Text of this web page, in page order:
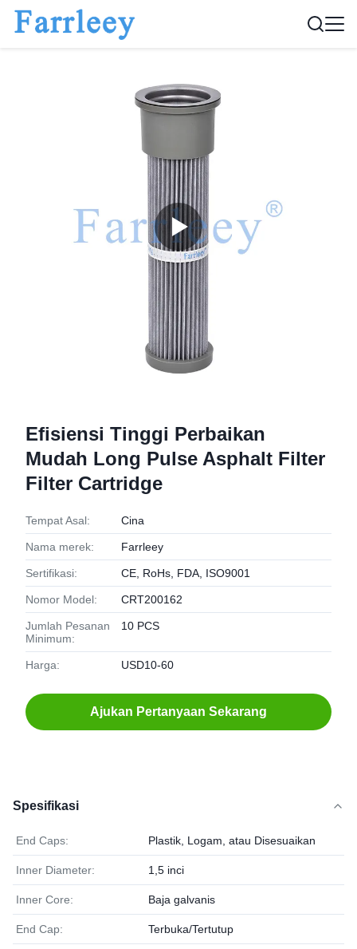
Efisiensi Tinggi Perbaikan
Mudah Long Pulse Asphalt Filter
Filter Cartridge
Tempat Asal: Cina
Nama merek: Farrleey
Sertifikasi: CE, RoHs, FDA, ISO9001
Nomor Model: CRT200162
Jumlah Pesanan
Minimum:
10 PCS
Harga: USD10-60
Ajukan Pertanyaan Sekarang
Spesifikasi
End Caps: Plastik, Logam, atau Disesuaikan
Inner Diameter: 1,5 inci
Inner Core: Baja galvanis
End Cap: Terbuka/Tertutup